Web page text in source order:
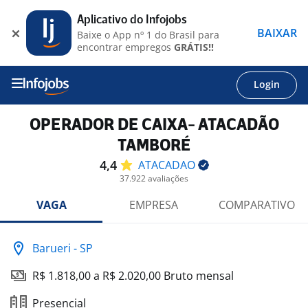
Login
OPERADOR DE CAIXA- ATACADÃO
TAMBORÉ
4,4 ATACADAO
37.922 avaliações
VAGA EMPRESA COMPARATIVO
Barueri - SP
R$ 1.818,00 a R$ 2.020,00 Bruto mensal
Presencial
Aplicativo do Infojobs
Baixe o App nº 1 do Brasil para
encontrar empregos GRÁTIS!!
BAIXAR